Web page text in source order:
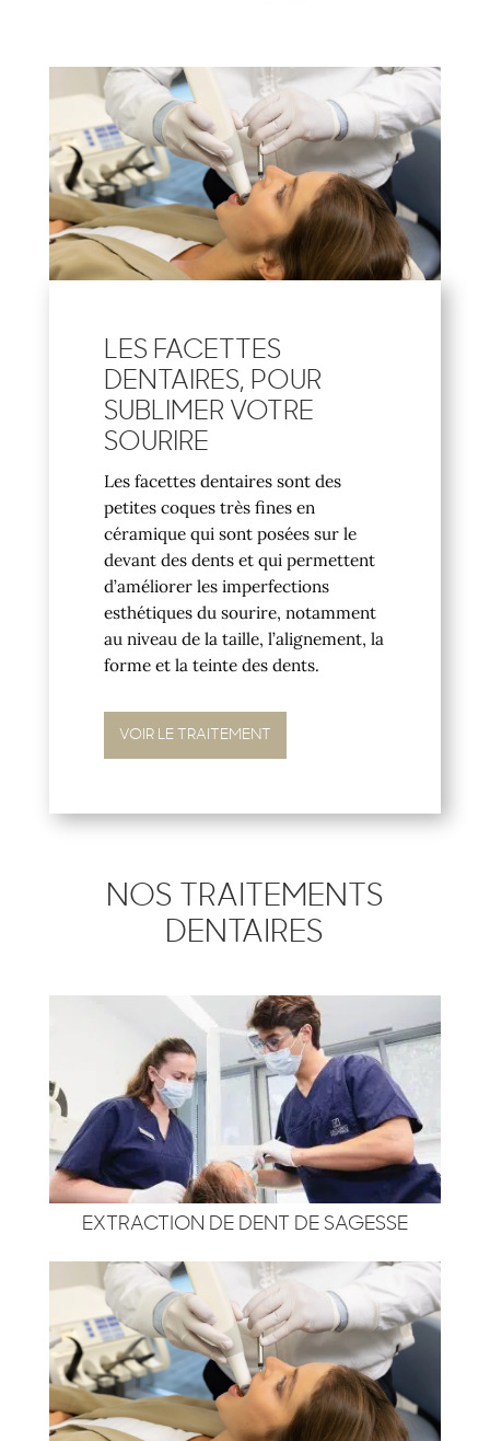
LES FACETTES
DENTAIRES, POUR
SUBLIMER VOTRE
SOURIRE
Les facettes dentaires sont des
petites coques très fines en
céramique qui sont posées sur le
devant des dents et qui permettent
d’améliorer les imperfections
esthétiques du sourire, notamment
au niveau de la taille, l’alignement, la
forme et la teinte des dents.
VOIR LE TRAITEMENT
NOS TRAITEMENTS
DENTAIRES
EXTRACTION DE DENT DE SAGESSE